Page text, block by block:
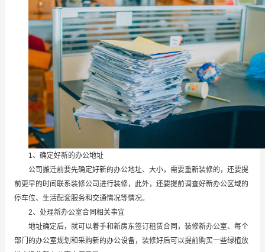
1、确定好新的办公地址
公司搬迁前要先确定好新的办公地址、大小，需要重新装修的，还要提
前更早的时间联系装修公司进行装修，此外，还要提前调查好新办公区域的
停车位、生活配套服务和交通情况等情况。
2、处理新办公室合同相关事宜
地址确定后，就可以着手和新房东签订租赁合同，装修新办公室、每个
部门的办公室规划和采购新的办公设备，装修好后可以提前购买一些绿植放